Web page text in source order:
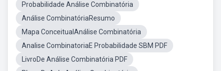
Probabilidade Análise Combinatória
Análise CombinatóriaResumo
Mapa ConceitualAnálise Combinatória
Analise CombinatoriaE Probabilidade SBM PDF
LivroDe Análise Combinatória PDF